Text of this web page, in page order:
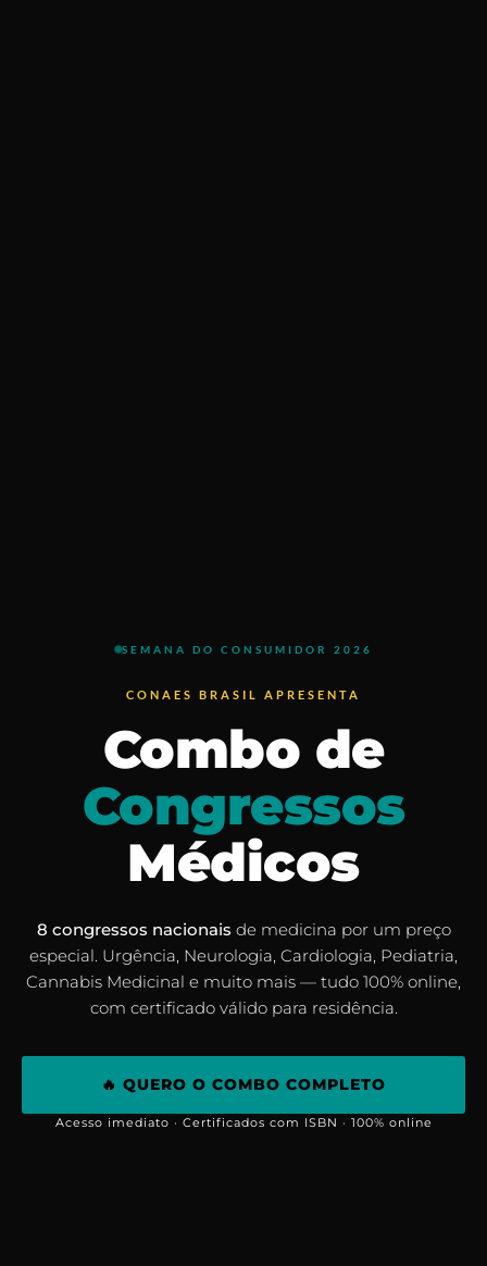
SEMANA DO CONSUMIDOR 2026
CONAES BRASIL APRESENTA
Combo de
Congressos
Médicos
8 congressos nacionais de medicina por um preço
especial. Urgência, Neurologia, Cardiologia, Pediatria,
Cannabis Medicinal e muito mais — tudo 100% online,
com certificado válido para residência.
🔥 QUERO O COMBO COMPLETO
Acesso imediato · Certificados com ISBN · 100% online